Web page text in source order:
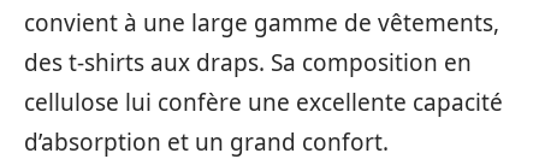
convient à une large gamme de vêtements,
des t-shirts aux draps. Sa composition en
cellulose lui confère une excellente capacité
d’absorption et un grand confort.